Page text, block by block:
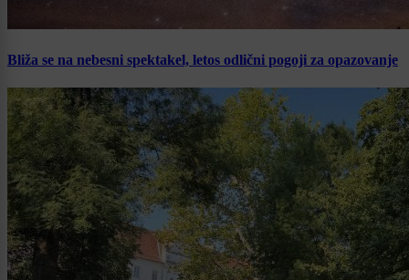
Bliža se na nebesni spektakel, letos odlični pogoji za opazovanje